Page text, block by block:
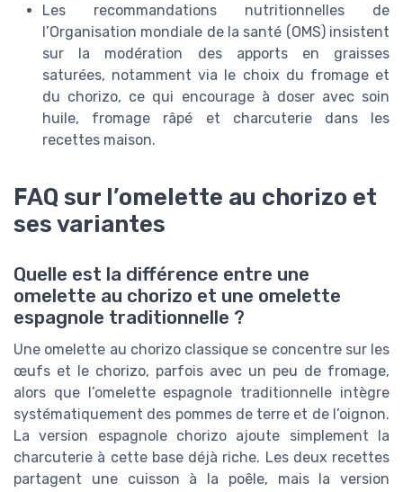
Les recommandations nutritionnelles de
l’Organisation mondiale de la santé (OMS) insistent
sur la modération des apports en graisses
saturées, notamment via le choix du fromage et
du chorizo, ce qui encourage à doser avec soin
huile, fromage râpé et charcuterie dans les
recettes maison.
FAQ sur l’omelette au chorizo et
ses variantes
Quelle est la différence entre une
omelette au chorizo et une omelette
espagnole traditionnelle ?
Une omelette au chorizo classique se concentre sur les
œufs et le chorizo, parfois avec un peu de fromage,
alors que l’omelette espagnole traditionnelle intègre
systématiquement des pommes de terre et de l’oignon.
La version espagnole chorizo ajoute simplement la
charcuterie à cette base déjà riche. Les deux recettes
partagent une cuisson à la poêle, mais la version